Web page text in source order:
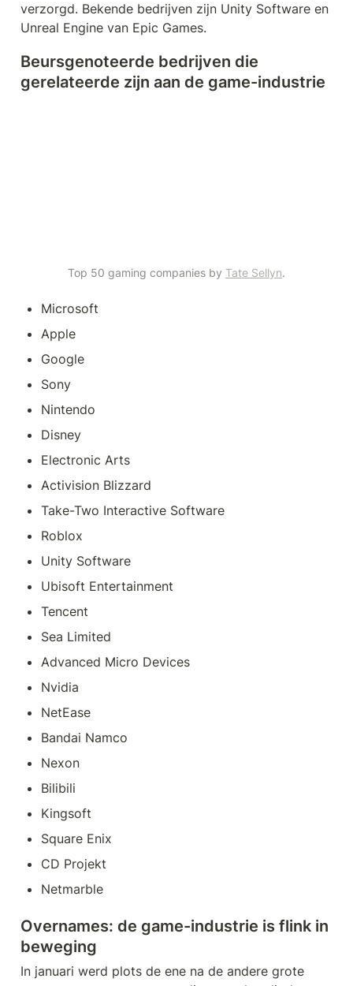
verzorgd. Bekende bedrijven zijn Unity Software en
Unreal Engine van Epic Games.
Beursgenoteerde bedrijven die
gerelateerde zijn aan de game-industrie
Top 50 gaming companies by Tate Sellyn.
Microsoft
Apple
Google
Sony
Nintendo
Disney
Electronic Arts
Activision Blizzard
Take-Two Interactive Software
Roblox
Unity Software
Ubisoft Entertainment
Tencent
Sea Limited
Advanced Micro Devices
Nvidia
NetEase
Bandai Namco
Nexon
Bilibili
Kingsoft
Square Enix
CD Projekt
Netmarble
Overnames: de game-industrie is flink in
beweging
In januari werd plots de ene na de andere grote